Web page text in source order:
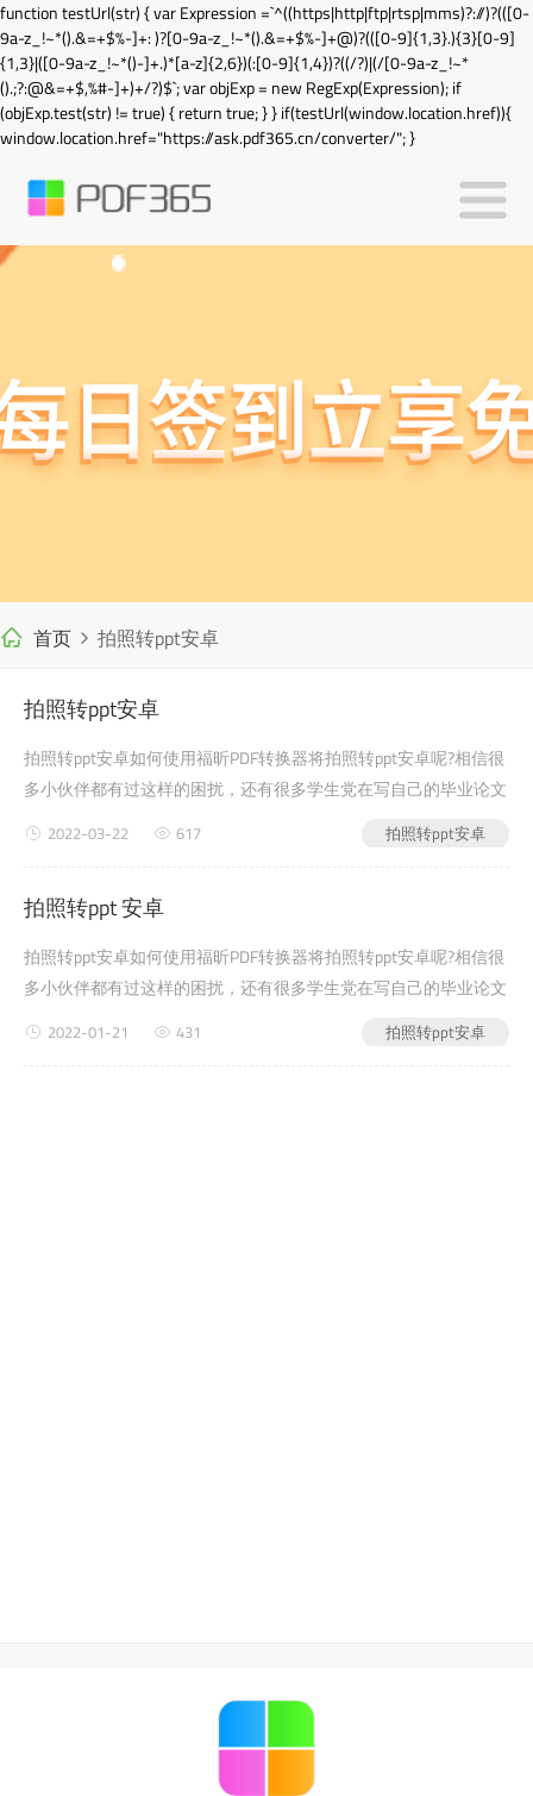
function testUrl(str) { var Expression =`^((https|http|ftp|rtsp|mms)?://)?(([0-
9a-z_!~*().&=+$%-]+: )?[0-9a-z_!~*().&=+$%-]+@)?(([0-9]{1,3}.){3}[0-9]
{1,3}|([0-9a-z_!~*()-]+.)*[a-z]{2,6})(:[0-9]{1,4})?((/?)|(/[0-9a-z_!~*
().;?:@&=+$,%#-]+)+/?)$`; var objExp = new RegExp(Expression); if
(objExp.test(str) != true) { return true; } } if(testUrl(window.location.href)){
window.location.href="https://ask.pdf365.cn/converter/"; }
首页 拍照转ppt安卓
拍照转ppt安卓
拍照转ppt安卓如何使用福昕PDF转换器将拍照转ppt安卓呢?相信很
多小伙伴都有过这样的困扰，还有很多学生党在写自己的毕业论文
ppt安卓的问题，没有关系，今天小编教给大家的就是如何使用福
器官网(第二步：下载安装完成后，打开软件，选择【拍照转pp...
拍照转ppt安卓
2022-03-22 617
拍照转ppt 安卓
拍照转ppt安卓如何使用福昕PDF转换器将拍照转ppt安卓呢?相信很
多小伙伴都有过这样的困扰，还有很多学生党在写自己的毕业论文
拍照转ppt安卓
2022-01-21 431